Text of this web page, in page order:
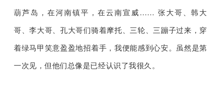
葫芦岛，在河南镇平，在云南宣威…… 张大哥、韩大
哥、李大哥、孔大哥们骑着摩托、三轮、三蹦子过来，穿
着绿马甲笑意盈盈地招着手，我便能感到心安。虽然是第
一次见，但他们总像是已经认识了我很久。